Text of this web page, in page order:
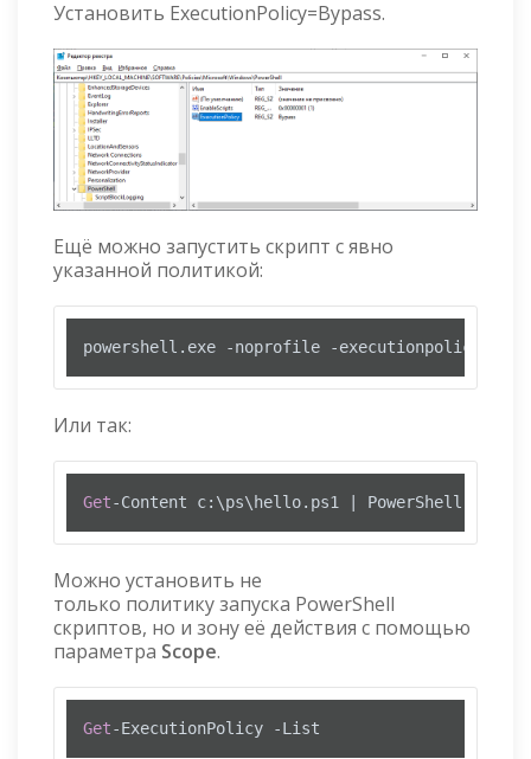
Установить ExecutionPolicy=Bypass.
Ещё можно запустить скрипт с явно
указанной политикой:
powershell.exe -noprofile -executionpolicy
Или так:
Get-Content c:\ps\hello.ps1 | PowerShell.exe -
Можно установить не
только политику запуска PowerShell
скриптов, но и зону её действия с помощью
параметра Scope.
Get-ExecutionPolicy -List